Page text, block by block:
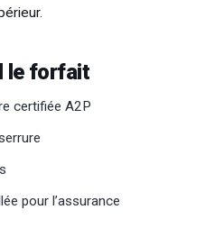
le forfait
certifiée A2P
pour l’assurance